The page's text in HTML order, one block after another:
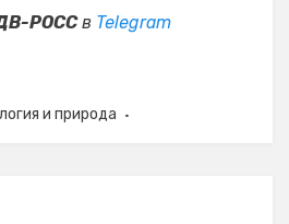
РОССв Telegram
и природа